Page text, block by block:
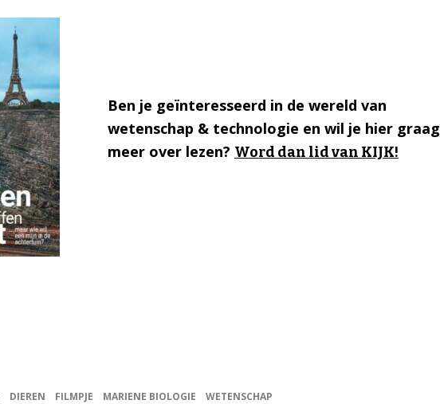
Ben je geïnteresseerd in de wereld van
wetenschap & technologie en wil je hier graag
meer over lezen? Word dan lid van KIJK!
DIEREN FILMPJE MARIENE BIOLOGIE WETENSCHAP